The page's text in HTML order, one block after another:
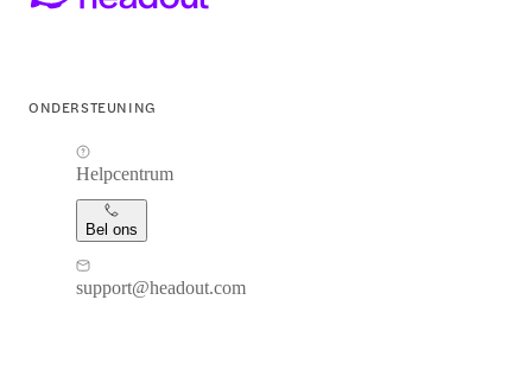
ONDERSTEUNING
Helpcentrum
Bel ons
support@headout.com